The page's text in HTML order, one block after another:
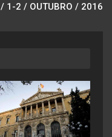
/ 1-2 / OUTUBRO / 2016